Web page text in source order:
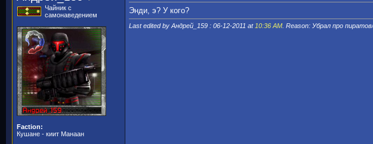
Чайник с
самонаведением
Faction:
Кушане - киит Манаан
Энди, э? У кого?
Last edited by Андрей_159 : 06-12-2011 at 10:36 AM . Reason: Убрал про